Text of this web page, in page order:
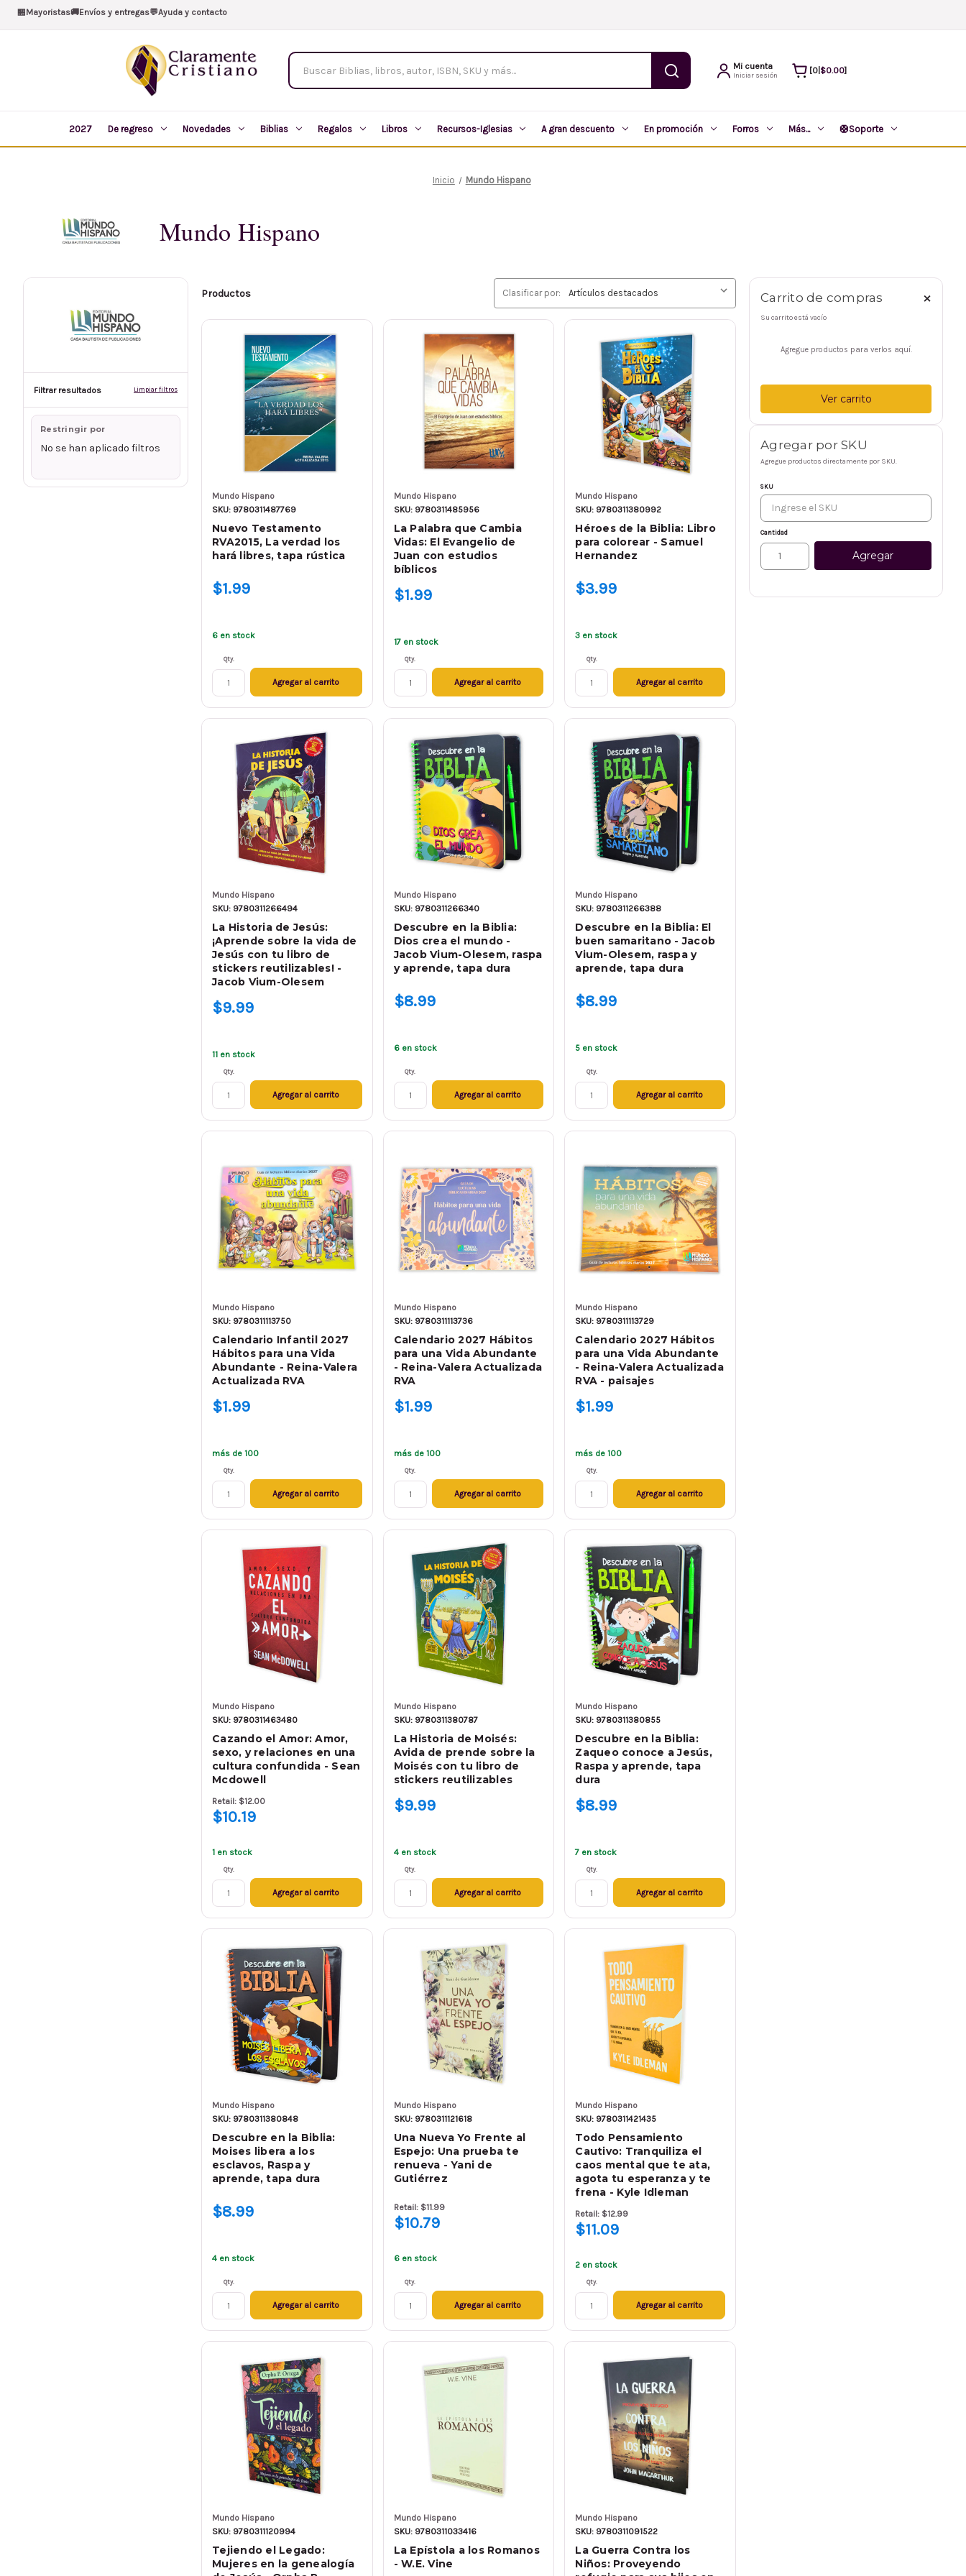
🏪Mayoristas🚚Envíos y entregas💬Ayuda y contacto
Buscar
productos
Mi cuenta
Iniciar sesión 0 $0.00
2027 De regreso Novedades Biblias Regalos Libros Recursos-Iglesias A gran descuento En promoción Forros Más... 🛟Soporte
Inicio Mundo Hispano
Mundo Hispano
Filtrar resultados Limpiar filtros
Restringir por
No se han aplicado filtros
Productos Clasificar por:
Mundo Hispano
SKU: 9780311487769
Nuevo Testamento
RVA2015, La verdad los
hará libres, tapa rústica
$1.99
6 en stock
Qty.
Agregar al carrito
Mundo Hispano
SKU: 9780311485956
La Palabra que Cambia
Vidas: El Evangelio de
Juan con estudios
bíblicos
$1.99
17 en stock
Qty.
Agregar al carrito
Mundo Hispano
SKU: 9780311380992
Héroes de la Biblia: Libro
para colorear - Samuel
Hernandez
$3.99
3 en stock
Qty.
Agregar al carrito
Mundo Hispano
SKU: 9780311266494
La Historia de Jesús:
¡Aprende sobre la vida de
Jesús con tu libro de
stickers reutilizables! -
Jacob Vium-Olesem
$9.99
11 en stock
Qty.
Agregar al carrito
Mundo Hispano
SKU: 9780311266340
Descubre en la Biblia:
Dios crea el mundo -
Jacob Vium-Olesem, raspa
y aprende, tapa dura
$8.99
6 en stock
Qty.
Agregar al carrito
Mundo Hispano
SKU: 9780311266388
Descubre en la Biblia: El
buen samaritano - Jacob
Vium-Olesem, raspa y
aprende, tapa dura
$8.99
5 en stock
Qty.
Agregar al carrito
Mundo Hispano
SKU: 9780311113750
Calendario Infantil 2027
Hábitos para una Vida
Abundante - Reina-Valera
Actualizada RVA
$1.99
más de 100
Qty.
Agregar al carrito
Mundo Hispano
SKU: 9780311113736
Calendario 2027 Hábitos
para una Vida Abundante
- Reina-Valera Actualizada
RVA
$1.99
más de 100
Qty.
Agregar al carrito
Mundo Hispano
SKU: 9780311113729
Calendario 2027 Hábitos
para una Vida Abundante
- Reina-Valera Actualizada
RVA - paisajes
$1.99
más de 100
Qty.
Agregar al carrito
Mundo Hispano
SKU: 9780311463480
Cazando el Amor: Amor,
sexo, y relaciones en una
cultura confundida - Sean
Mcdowell
Retail: $12.00
$10.19
1 en stock
Qty.
Agregar al carrito
Mundo Hispano
SKU: 9780311380787
La Historia de Moisés:
Avida de prende sobre la
Moisés con tu libro de
stickers reutilizables
$9.99
4 en stock
Qty.
Agregar al carrito
Mundo Hispano
SKU: 9780311380855
Descubre en la Biblia:
Zaqueo conoce a Jesús,
Raspa y aprende, tapa
dura
$8.99
7 en stock
Qty.
Agregar al carrito
Mundo Hispano
SKU: 9780311380848
Descubre en la Biblia:
Moises libera a los
esclavos, Raspa y
aprende, tapa dura
$8.99
4 en stock
Qty.
Agregar al carrito
Mundo Hispano
SKU: 9780311121618
Una Nueva Yo Frente al
Espejo: Una prueba te
renueva - Yani de
Gutiérrez
Retail: $11.99
$10.79
6 en stock
Qty.
Agregar al carrito
Mundo Hispano
SKU: 9780311421435
Todo Pensamiento
Cautivo: Tranquiliza el
caos mental que te ata,
agota tu esperanza y te
frena - Kyle Idleman
Retail: $12.99
$11.09
2 en stock
Qty.
Agregar al carrito
Mundo Hispano
SKU: 9780311120994
Tejiendo el Legado:
Mujeres en la genealogía
Mundo Hispano
SKU: 9780311033416
La Epístola a los Romanos
- W.E. Vine
Mundo Hispano
SKU: 9780311091522
La Guerra Contra los
Niños: Proveyendo
Carrito de compras
Su carrito está vacío
×
Agregue productos para verlos aquí.
Ver carrito
Agregar por SKU
Agregue productos directamente por SKU.
SKU
Cantidad
Agregar